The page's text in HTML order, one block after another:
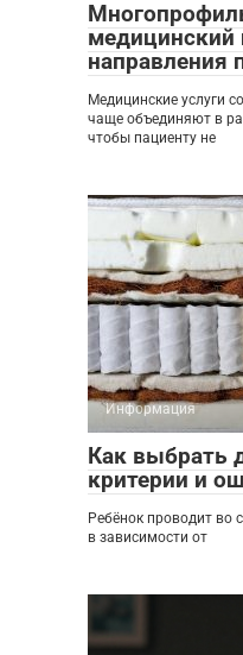
медицинский
направления
Медицинские услуги
чаще объединяют в
чтобы пациенту не
Информация
Как выбрать
критерии и
Ребёнок проводит во
в зависимости от